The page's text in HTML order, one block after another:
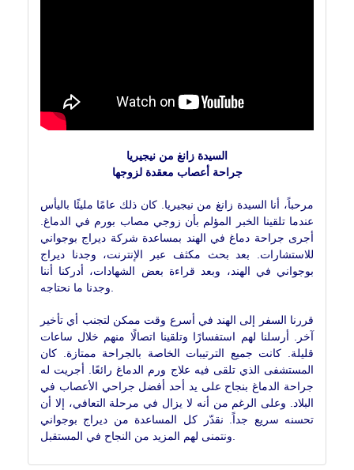
السيدة زانغ من نيجيريا
جراحة أعصاب معقدة لزوجها
مرحباً، أنا السيدة زانغ من نيجيريا. كان ذلك عامًا مليئًا باليأس
عندما تلقينا الخبر المؤلم بأن زوجي مصاب بورم في الدماغ.
أجرى جراحة دماغ في الهند بمساعدة شركة ديراج بوجواني
للاستشارات. بعد بحث مكثف عبر الإنترنت، وجدنا ديراج
بوجواني في الهند، وبعد قراءة بعض الشهادات، أدركنا أننا
قررنا السفر إلى الهند في أسرع وقت ممكن لتجنب أي تأخير
آخر. أرسلنا لهم استفسارًا وتلقينا اتصالًا منهم خلال ساعات
قليلة. كانت جميع الترتيبات الخاصة بالجراحة ممتازة. كان
المستشفى الذي تلقى فيه علاج ورم الدماغ رائعًا. أجريت له
جراحة الدماغ بنجاح على يد أحد أفضل جراحي الأعصاب في
البلاد. وعلى الرغم من أنه لا يزال في مرحلة التعافي، إلا أن
تحسنه سريع جداً. نقدّر كل المساعدة من ديراج بوجواني